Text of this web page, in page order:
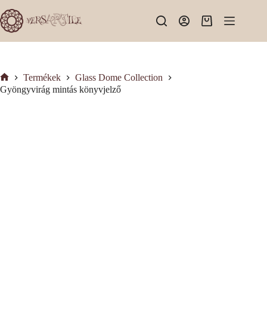
to
content
Shopping
Kezdőlap
Termékek
Glass Dome Collection
Gyöngyvirág mintás könyvjelző